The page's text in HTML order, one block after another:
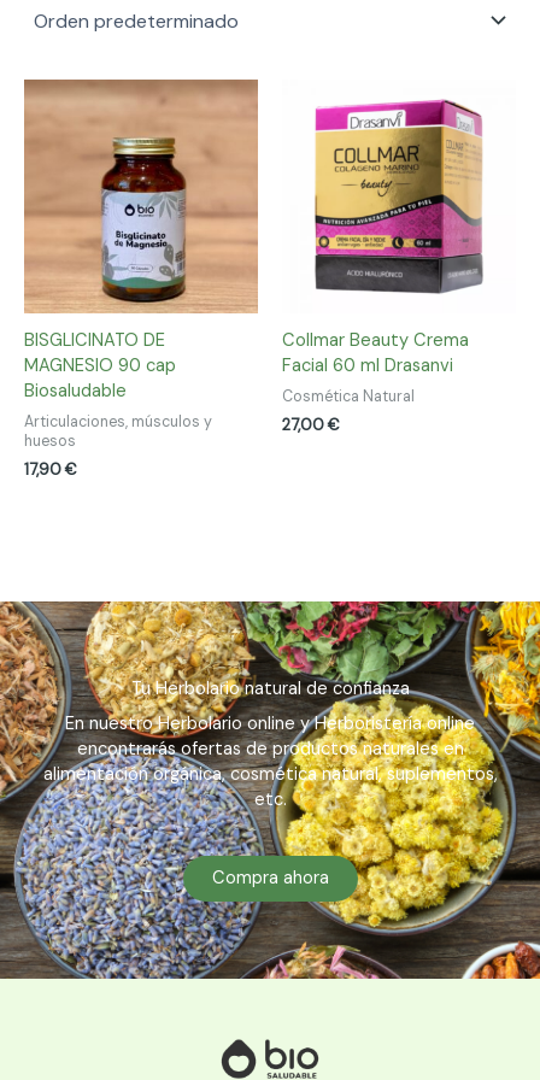
BISGLICINATO DE
MAGNESIO 90 cap
Biosaludable
Articulaciones, músculos y
huesos
17,90€
Collmar Beauty Crema
Facial 60 ml Drasanvi
Cosmética Natural
27,00€
Tu Herbolario natural de confianza
En nuestro Herbolario online y Herboristería online
encontrarás ofertas de productos naturales en
alimentación orgánica, cosmética natural, suplementos,
etc.
Compra ahora